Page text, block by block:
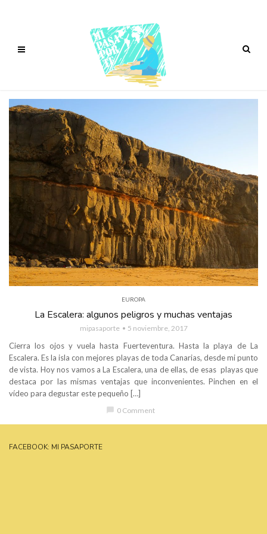
EUROPA
La Escalera: algunos peligros y muchas ventajas
mipasaporte 5 noviembre, 2017
Cierra los ojos y vuela hasta Fuerteventura. Hasta la playa de La
Escalera. Es la isla con mejores playas de toda Canarias, desde mi punto
de vista. Hoy nos vamos a La Escalera, una de ellas, de esas playas que
destaca por las mismas ventajas que inconvenientes. Pinchen en el
vídeo para degustar este pequeño […]
0 Comment
FACEBOOK: MI PASAPORTE